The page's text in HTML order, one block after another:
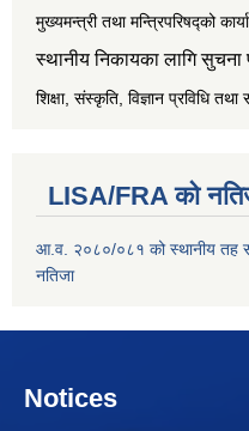
मुख्यमन्त्री तथा मन्त्रिपरिषद्को
स्थानीय निकायका लागि सुचना
शिक्षा, संस्कृति, विज्ञान प्रविधि
LISA/FRA को
आ.व. २०८०/०८१ को स्थानीय तह
नतिजा
Notices